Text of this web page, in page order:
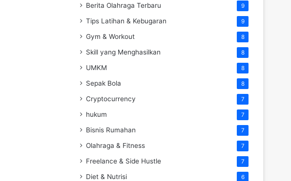
Berita Olahraga Terbaru 9
Tips Latihan & Kebugaran 9
Gym & Workout 8
Skill yang Menghasilkan 8
UMKM 8
Sepak Bola 8
Cryptocurrency 7
hukum 7
Bisnis Rumahan 7
Olahraga & Fitness 7
Freelance & Side Hustle 7
Diet & Nutrisi 6